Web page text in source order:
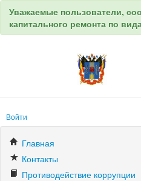
Уважаемые пользователи,
капитального ремонта по
Войти
Главная
Контакты
Противодействие коррупции